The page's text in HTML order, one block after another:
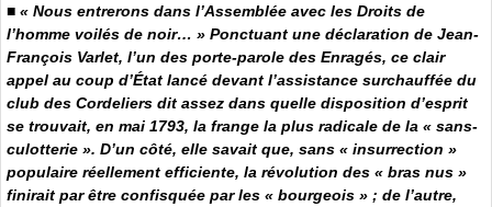
■ « Nous entrerons dans l’Assemblée avec les Droits de
l’homme voilés de noir… » Ponctuant une déclaration de Jean-
François Varlet, l’un des porte-parole des Enragés, ce clair
appel au coup d’État lancé devant l’assistance surchauffée du
club des Cordeliers dit assez dans quelle disposition d’esprit
se trouvait, en mai 1793, la frange la plus radicale de la « sans-
culotterie ». D’un côté, elle savait que, sans « insurrection »
populaire réellement efficiente, la révolution des « bras nus »
finirait par être confisquée par les « bourgeois » ; de l’autre,